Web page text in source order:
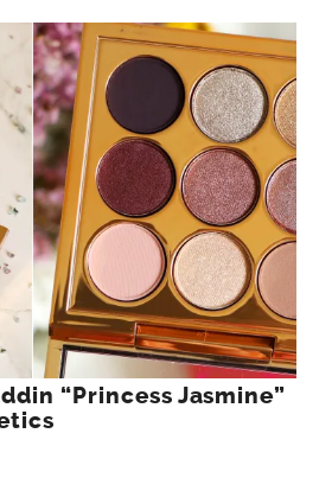
“Princess Jasmine”